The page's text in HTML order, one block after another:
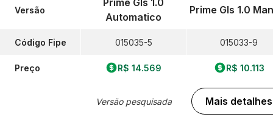
Versão
Código Fipe
Preço
Prime Gls 1.0
Automatico
015035-5
R$ 14.569
Versão pesquisada
Prime Gls 1.0
015033-9
R$ 10.113
Mais detalhes